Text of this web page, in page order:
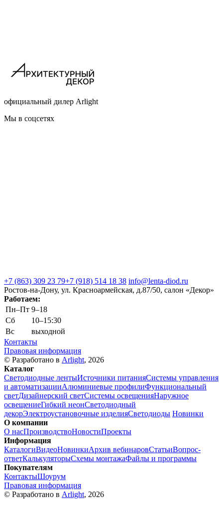
официальный дилер Arlight
Мы в соцсетях
+7 (863) 309 23 79+7 (918) 514 18 38 info@lenta-diod.ru
Ростов-на-Дону, ул. Красноармейская, д.87/50, салон «Декор»
Работаем:
Пн–Пт 9–18
Сб
10–15:30
Вс
выходной
Контакты
Правовая информация
© Разработано в Arlight, 2026
Каталог
Светодиодные лентыИсточники питанияСистемы управления
и автоматизацииАлюминиевые профилиФункциональный
светДизайнерский светСистемы освещенияНаружное
освещениеГибкий неонСветодиодный
декорЭлектроустановочные изделияСветодиоды Новинки
О компании
О насПроизводствоНовостиПроекты
Информация
КаталогиВидеоНовинкиАрхив вебинаровСтатьиВопрос-
ответКалькуляторыСхемы монтажаФайлы и программы
Покупателям
КонтактыШоурум
Правовая информация
© Разработано в Arlight, 2026